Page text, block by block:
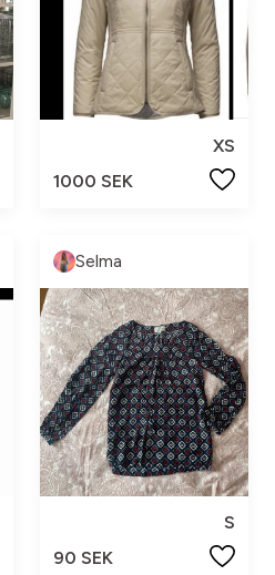
XS
1000 SEK
Selma
S
90 SEK